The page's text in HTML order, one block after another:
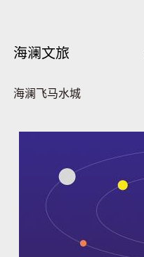
海澜文旅
海澜飞马水城